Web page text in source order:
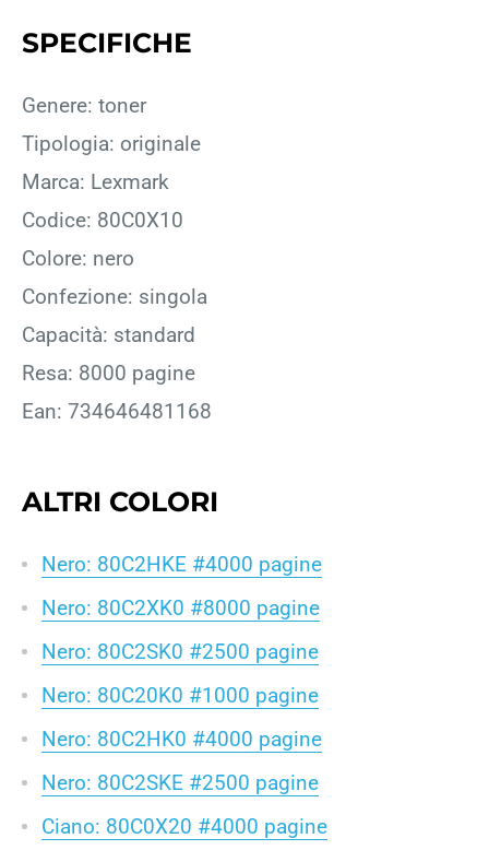
SPECIFICHE
Genere: toner
Tipologia: originale
Marca: Lexmark
Codice: 80C0X10
Colore: nero
Confezione: singola
Capacità: standard
Resa: 8000 pagine
Ean: 734646481168
ALTRI COLORI
Nero: 80C2HKE #4000 pagine
Nero: 80C2XK0 #8000 pagine
Nero: 80C2SK0 #2500 pagine
Nero: 80C20K0 #1000 pagine
Nero: 80C2HK0 #4000 pagine
Nero: 80C2SKE #2500 pagine
Ciano: 80C0X20 #4000 pagine